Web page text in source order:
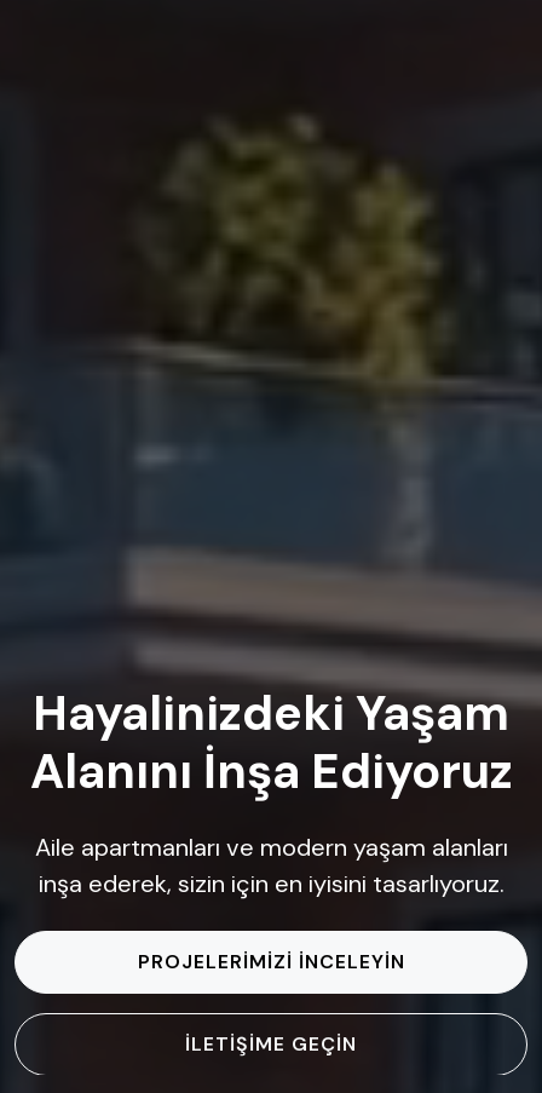
Hayalinizdeki Yaşam
Alanını İnşa Ediyoruz
Aile apartmanları ve modern yaşam alanları
inşa ederek, sizin için en iyisini tasarlıyoruz.
PROJELERIMIZI İNCELEYIN
İLETIŞIME GEÇIN